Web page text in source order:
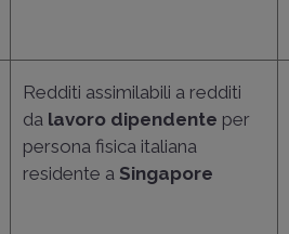
Redditi assimilabili a redditi
da lavoro dipendente per
persona fisica italiana
residente aSingapore